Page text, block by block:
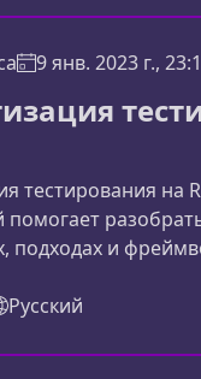
контента,
быстро понять
вы
9 янв. 2023 г.,
тестирования на
помогает
подходах и
Материал
и понятно даже
в тестировании
полный
Русский